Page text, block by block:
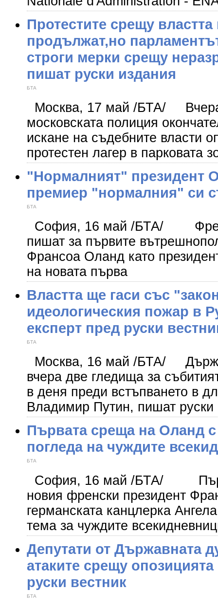
Протестите срещу
продължат,но
строги мерки срещу
пишат руски издания
БТА
Москва, 17 май /БТА/ Вчера
московската полиция
искане на съдебните власти
протестен лагер в парковата
"Нормалният" президент
премиер "нормалния" си
БТА
София, 16 май /БТА/
пишат за първите
Франсоа Оланд като
на новата първа
Властта ще гаси със
идеологическия пожар в
експерт пред руски
БТА
Москва, 16 май /БТА/
вчера две гледища за
в деня преди встъпването в
Владимир Путин, пишат
Първата среща на Оланд
погледа на чуждите
БТА
София, 16 май /БТА/
новия френски президент
германската канцлерка
тема за чуждите
Депутати от Държавната
атаките срещу
руски вестник
БТА